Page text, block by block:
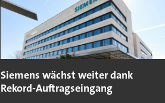
Siemens wächst weiter dank
Rekord-Auftragseingang